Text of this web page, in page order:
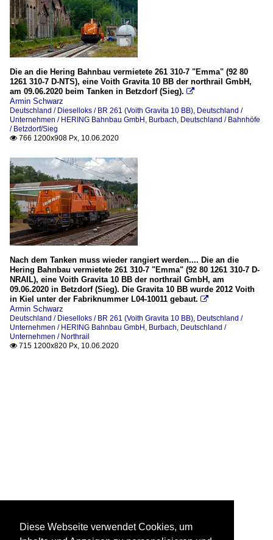
Die an die Hering Bahnbau vermietete 261 310-7 "Emma" (92 80
1261 310-7 D-NTS), eine Voith Gravita 10 BB der northrail GmbH,
am 09.06.2020 beim Tanken in Betzdorf (Sieg). 
Armin Schwarz
Deutschland / Dieselloks / BR 261 (Voith Gravita 10 BB), Deutschland /
Unternehmen / HERING Bahnbau GmbH, Burbach, Deutschland / Bahnhöfe
/ Betzdorf/Sieg
 766 1200x908 Px, 10.06.2020
Nach dem Tanken muss wieder rangiert werden.... Die an die
Hering Bahnbau vermietete 261 310-7 "Emma" (92 80 1261 310-7 D-
NRAIL), eine Voith Gravita 10 BB der northrail GmbH, am
09.06.2020 in Betzdorf (Sieg). Die Gravita 10 BB wurde 2012 Voith
in Kiel unter der Fabriknummer L04-10011 gebaut. 
Armin Schwarz
Deutschland / Dieselloks / BR 261 (Voith Gravita 10 BB), Deutschland /
Unternehmen / HERING Bahnbau GmbH, Burbach, Deutschland /
Unternehmen / Northrail
 715 1200x820 Px, 10.06.2020
Diese Webseite verwendet Cookies, um